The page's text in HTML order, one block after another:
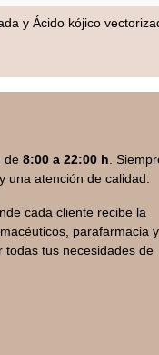
y Ácido kójico
de 8:00 a 22:00 h .
una atención de calidad.
cada cliente recibe la
parafarmacia y
todas tus necesidades de